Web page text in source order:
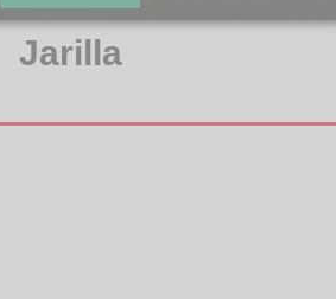
Jarilla